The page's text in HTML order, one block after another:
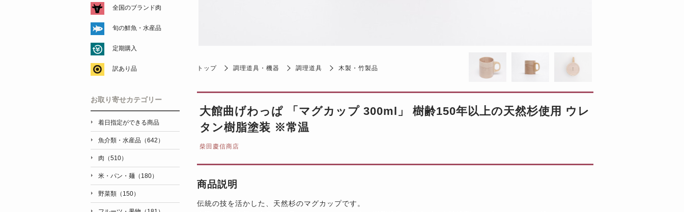
トップ 調理道具・機器 調理道具 木製・竹製品
大館曲げわっぱ 「マグカップ 300ml」 樹齢150年以上の天然杉使用 ウレ
タン樹脂塗装 ※常温
柴田慶信商店
商品説明
伝統の技を活かした、天然杉のマグカップです。
全国のブランド肉
旬の鮮魚・水産品
定期購入
訳あり品
お取り寄せカテゴリー
着日指定ができる商品
魚介類・水産品（642）
肉（510）
米・パン・麺（180）
野菜類（150）